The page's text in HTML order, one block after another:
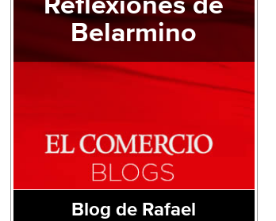
Reflexiones de
Belarmino
Blog de Rafael